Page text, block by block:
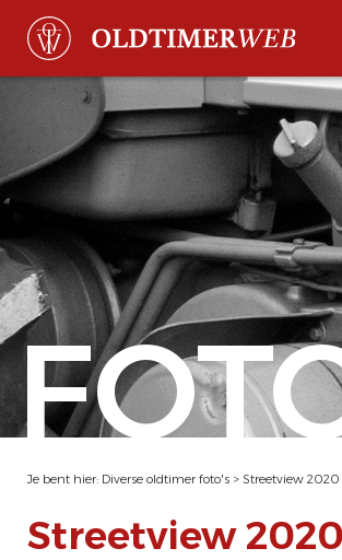
Je bent hier: Diverse oldtimer foto's > Streetview 2020
Streetview 2020